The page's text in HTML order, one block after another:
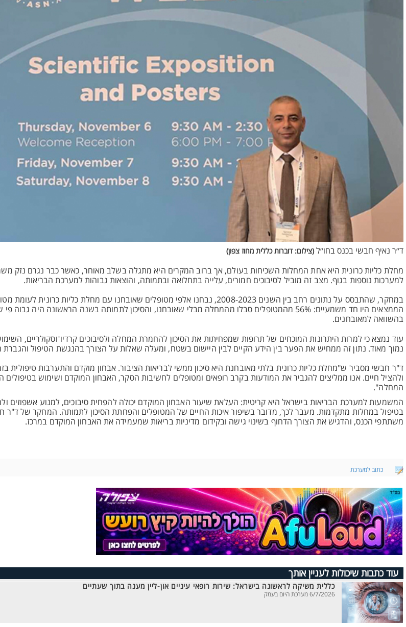
ד״ר נאיף חבשי בכנס בחו״ל (צילום: דוברות כללית מחוז צפון)
מחלת כליות כרונית היא אחת המחלות השכיחות בעולם, אך ברוב המקרים היא מתגלה בשלב מאוחר, כאשר כבר נגרם נזק
למערכות נוספות בגוף. מצב זה מוביל לסיבוכים חמורים, עלייה בתחלואה ובתמותה, והוצאות גבוהות למערכת הבריאות.
במחקר, שהתבסס על נתונים רחב בין השנים 2008-2023, נבחנו אלפי מטופלים שאובחנו עם מחלת כליות
הממצאים היו חד משמעיים: 56% מהמטופלים סבלו מהמחלה מבלי שאובחנו, והסיכון לתמותה בשנה הראשונה היה
בהשוואה למאובחנים.
עוד נמצא כי למרות היתרונות המוכחים של תרופות שמפחיתות את הסיכון להחמרת המחלה ולסיבוכים קרדיו־וסקולריים,
נמוך מאוד. נתון זה ממחיש את הפער בין הידע הקיים לבין היישום בשטח, ומעלה שאלות על הצורך בהנגשת הטיפול והגברת
ד"ר חבשי מסביר ש"מחלת כליות כרונית בלתי מאובחנת היא סיכון ממשי לבריאות הציבור. אבחון מוקדם והתערבות טיפולית
ולהציל חיים. אנו ממליצים להגביר את המודעות בקרב רופאים ומטופלים לחשיבות הסקר, האבחון המוקדם ושימוש
המחלה".
המשמעות למערכת הבריאות בישראל היא קריטית: העלאת שיעור האבחון המוקדם יכולה להפחית סיבוכים, למנוע אשפוזים
בטיפול במחלות מתקדמות. מעבר לכך, מדובר בשיפור איכות החיים של המטופלים והפחתת הסיכון לתמותה. המחקר של ד"ר
משתתפי הכנס, והדגיש את הצורך הדחוף בשינוי גישה ובקידום מדיניות בריאות שמעמידה את האבחון המוקדם במרכז.
כתוב למערכת
עוד כתבות שיכולות לעניין אותך
כללית משיקה לראשונה בישראל: שירות רופאי עיניים און-ליין מענה בתוך שעתיים
6/7/2026 מערכת היום בעמק